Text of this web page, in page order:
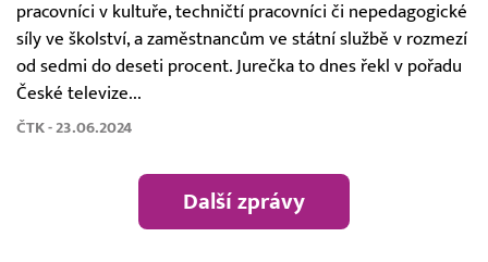
pracovníci v kultuře, techničtí pracovníci či nepedagogické
síly ve školství, a zaměstnancům ve státní službě v rozmezí
od sedmi do deseti procent. Jurečka to dnes řekl v pořadu
České televize...
ČTK - 23.06.2024
Další zprávy